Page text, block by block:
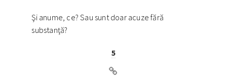
Şi anume, ce? Sau sunt doar acuze fără
substanţă?
5